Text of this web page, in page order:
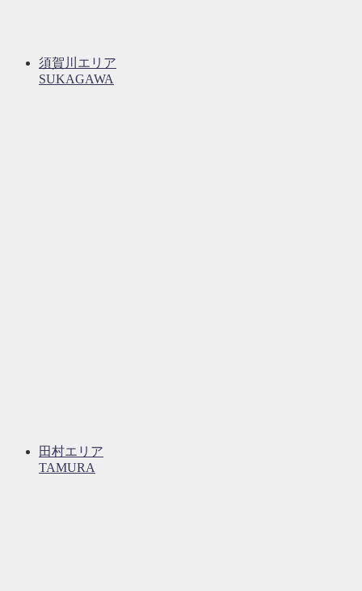
須賀川エリア
SUKAGAWA
田村エリア
TAMURA